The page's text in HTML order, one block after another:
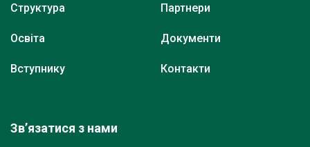
Структура
Освіта
Вступнику
Партнери
Документи
Контакти
Зв’язатися з нами